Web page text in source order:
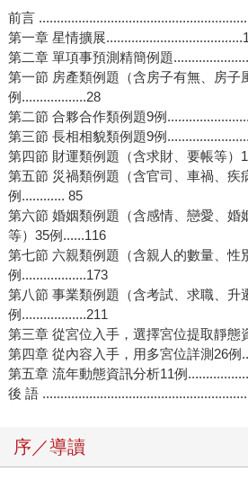
前言
第一章 星情擴展
第二章 單項事預測精簡例題
第一節 房產類例題（含房子有無、房子
例..................28
第二節 合夥合作類例題9例
第三節 長相相貌類例題9例
第四節 財運類例題（含求財、要帳等）
第五節 災禍類例題（含官司、車禍、疾
例............ 85
第六節 婚姻類例題（含感情、戀愛、婚
等）35例......116
第七節 六親類例題（含親人的數量、性
例..................173
第八節 事業類例題（含考試、求職、升
例..................211
第三章 從宮位入手，選擇宮位提取靜態
第四章 從內容入手，用多宮位詳測26例
第五章 流年動態資訊分析11例
後 語
序／導讀